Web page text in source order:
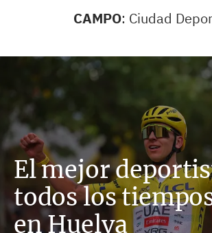
CAMPO: Ciudad
El mejor
todos los
en Huelva